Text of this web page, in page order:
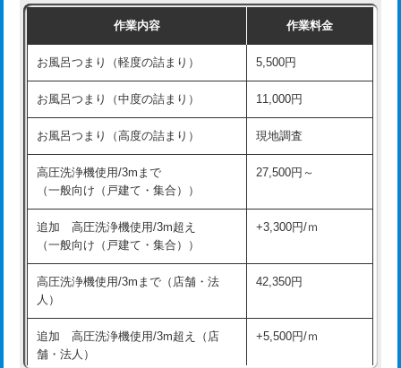
交換・取付（温水洗浄便座） 16,500円+材料費
交換・取付(単水栓（壁付・デッキ
式）)
13,200円+材料費
交換・取付(混合水栓（壁付・デッキ
式・ワンホール）)
16,500円+材料費
交換・取付(排水栓・排水トラップ
（P/S/ポップアップ））
22,000円+材料費
交換・取付（その他部品） 11,000円+材料費
持込商品取付（単水栓） 13,200円
持込商品取付（混合水栓）
持込商品取付（浄水器・分岐水栓） 16,500円
作業内容 作業料金
お風呂つまり（軽度の詰まり） 5,500円
お風呂つまり（中度の詰まり） 11,000円
お風呂つまり（高度の詰まり） 現地調査
高圧洗浄機使用/3mまで
（一般向け（戸建て・集合））
27,500円～
追加 高圧洗浄機使用/3m超え
（一般向け（戸建て・集合））
+3,300円/ｍ
高圧洗浄機使用/3mまで（店舗・法
人）
42,350円
追加 高圧洗浄機使用/3m超え（店
舗・法人）
+5,500円/ｍ